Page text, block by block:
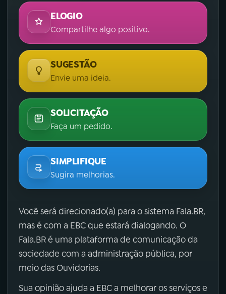
ELOGIO
Compartilhe algo positivo.
SUGESTÃO
Envie uma ideia.
SOLICITAÇÃO
Faça um pedido.
SIMPLIFIQUE
Sugira melhorias.
Você será direcionado(a) para o sistema Fala.BR,
mas é com a EBC que estará dialogando. O
Fala.BR é uma plataforma de comunicação da
sociedade com a administração pública, por
meio das Ouvidorias.
Sua opinião ajuda a EBC a melhorar os serviços e